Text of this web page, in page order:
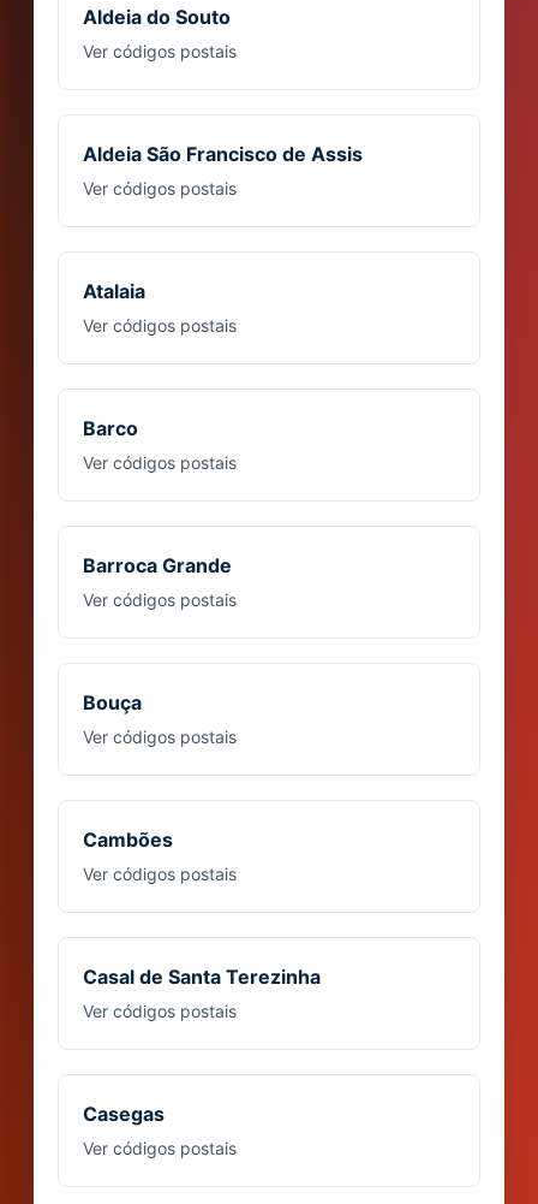
Aldeia do Souto
Ver códigos postais
Aldeia São Francisco de Assis
Ver códigos postais
Atalaia
Ver códigos postais
Barco
Ver códigos postais
Barroca Grande
Ver códigos postais
Bouça
Ver códigos postais
Cambões
Ver códigos postais
Casal de Santa Terezinha
Ver códigos postais
Casegas
Ver códigos postais